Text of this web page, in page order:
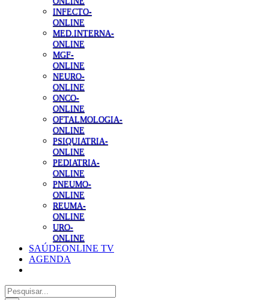
INFECTO-
ONLINE
MED.INTERNA-
ONLINE
MGF-
ONLINE
NEURO-
ONLINE
ONCO-
ONLINE
OFTALMOLOGIA-
ONLINE
PSIQUIATRIA-
ONLINE
PEDIATRIA-
ONLINE
PNEUMO-
ONLINE
REUMA-
ONLINE
URO-
ONLINE
SAÚDEONLINE TV
AGENDA
Pesquisar